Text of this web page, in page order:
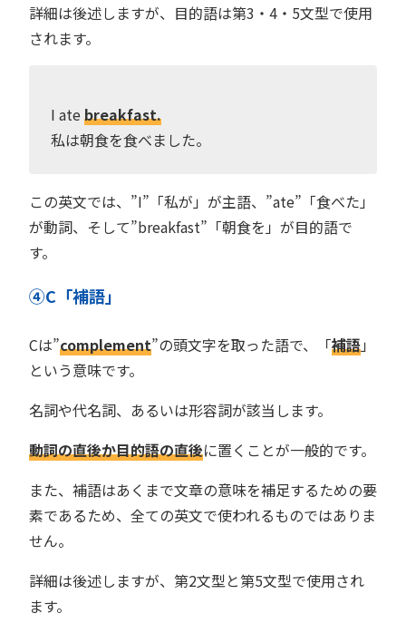
詳細は後述しますが、目的語は第3・4・5文型で使用
されます。
I atebreakfast.
私は朝食を食べました。
この英文では、”I”「私が」が主語、”ate”「食べた」
が動詞、そして”breakfast”「朝食を」が目的語で
す。
④C「補語」
Cは”complement”の頭文字を取った語で、「補語」
という意味です。
名詞や代名詞、あるいは形容詞が該当します。
動詞の直後か目的語の直後に置くことが一般的です。
また、補語はあくまで文章の意味を補足するための要
素であるため、全ての英文で使われるものではありま
せん。
詳細は後述しますが、第2文型と第5文型で使用され
ます。